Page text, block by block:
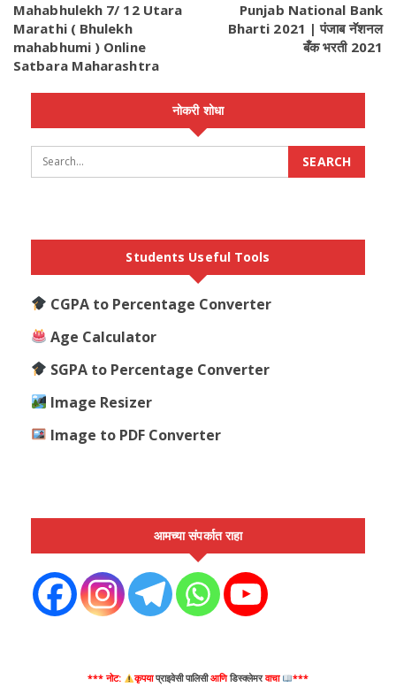
Mahabhulekh 7/ 12 Utara
Marathi ( Bhulekh
mahabhumi ) Online
Satbara Maharashtra
Punjab National Bank
Bharti 2021 | पंजाब नॅशनल
बँक भरती 2021
नोकरी शोधा
Students Useful Tools
CGPA to Percentage Converter
Age Calculator
SGPA to Percentage Converter
Image Resizer
Image to PDF Converter
आमच्या संपर्कात राहा
*** नोट: कृपयाप्राइवेसी पालिसीआणिडिस्क्लेमर वाचा ***